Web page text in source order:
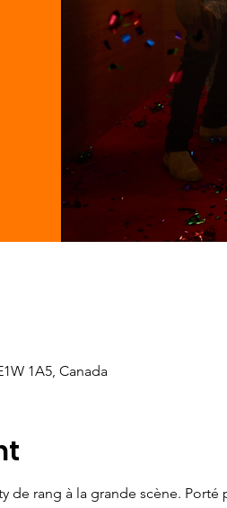
1A5, Canada
de rang à la grande scène. Porté